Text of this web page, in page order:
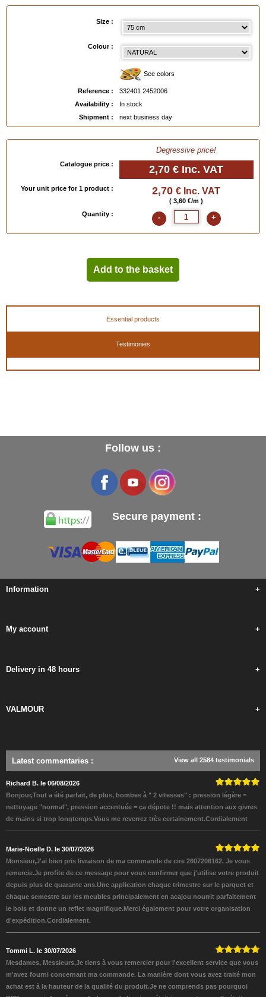
Size :
Colour :
See colors
Reference :
332401 2452006
Availability :
In stock
Shipment :
next business day
Degressive price!
Catalogue price : 2,70 € Inc. VAT
Your unit price for 1 product : 2,70 € Inc. VAT
( 3,60 €/m )
Quantity :
- +
Add to the basket
Essential products
Testimonies
Follow us :
Secure payment :
Information +
My account +
Delivery in 48 hours +
VALMOUR +
Latest commentaries : View all 2584 testimonials
Richard B. le 06/08/2026
Bonjour,Tout a été parfait, de plus, bombes à " 2 vitesses" : pression légère =
nettoyage "normal", pression accentuée = ça dépote !! mais attention aux givres
de mains si trop longtemps.Vous me reverrez très certainement.Cordialement
Marie-Noelle D. le 30/07/2026
Monsieur,J'ai bien pris livraison de ma commande de cire 2607206162. Je vous
remercie.Je profite de ce message pour vous confirmer que j'utilise votre produit
depuis plus de quarante ans.Une application chaque trimestre sur le parquet et
chaque semestre sur les meubles principalement en acajou nourrit parfaitement
le bois et donne un reflet magnifique.Merci également pour votre organisation
d'expédition.Cordialement.
Tommi L. le 30/07/2026
Mesdames, Messieurs,Je tiens à vous remercier pour l'excellent service que vous
m'avez fourni concernant ma commande. La manière dont vous avez traité mon
achat est à la hauteur de la qualité du produit.Je ne comprends pas pourquoi